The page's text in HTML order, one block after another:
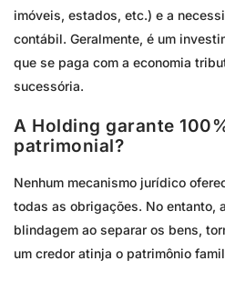
imóveis, estados, etc.) e a
contábil. Geralmente, é um
que se paga com a economia
sucessória.
A Holding garante
patrimonial?
Nenhum mecanismo jurídico
todas as obrigações. No entanto,
blindagem ao separar os bens,
um credor atinja o patrimônio